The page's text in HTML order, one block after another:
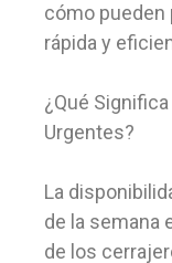
cómo pueden
rápida y
¿Qué
Urgentes?
La
de la semana
de los